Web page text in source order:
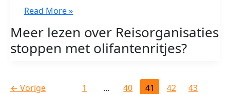
Reisorganisaties
met
olifantenritjes
Read More »
Meer lezen over Reisorganisaties
stoppen met olifantenritjes?
← Vorige 1 … 40 41 42
43